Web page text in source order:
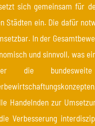
sich gemeinsam für
Städten ein. Die dafür
In der
und sinnvoll, was
die bundesweite
Handelnden zur
Verbesserung